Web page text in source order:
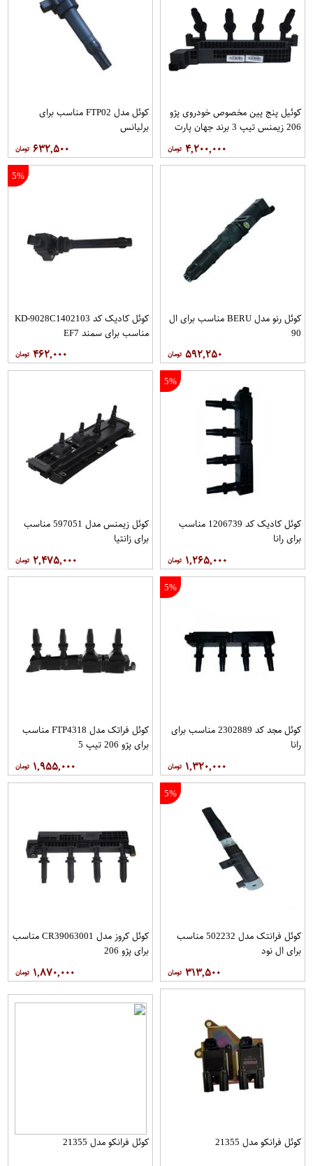
کوئیل پنج پین مخصوص خودروی پژو
206 زیمنس تیپ 3 برند جهان پارت
۴,۲۰۰,۰۰۰
کوئل مدل FTP02 مناسب برای
برلیانس
۶۳۲,۵۰۰
کوئل رنو مدل BERU مناسب برای ال
90
۵۹۲,۲۵۰
5%
کوئل کادیک کد KD-9028C1402103
مناسب برای سمند EF7
۴۶۲,۰۰۰
5%
کوئل کادیک کد 1206739 مناسب
برای رانا
۱,۲۶۵,۰۰۰
کوئل زیمنس مدل 597051 مناسب
برای زانتیا
۲,۴۷۵,۰۰۰
5%
کوئل مجد کد 2302889 مناسب برای
رانا
۱,۳۲۰,۰۰۰
کوئل فراتک مدل FTP4318 مناسب
برای پژو 206 تیپ 5
۱,۹۵۵,۰۰۰
5%
کوئل فرانتک مدل 502232 مناسب
برای ال نود
۳۱۳,۵۰۰
کوئل کروز مدل CR39063001 مناسب
برای پژو 206
۱,۸۷۰,۰۰۰
کوئل فرانکو مدل 21355 کوئل فرانکو مدل 21355